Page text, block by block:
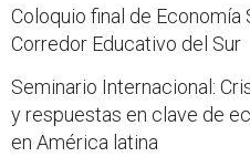
Coloquio final de Economía
Corredor Educativo del Sur
Seminario Internacional:
y respuestas en clave de
en América latina